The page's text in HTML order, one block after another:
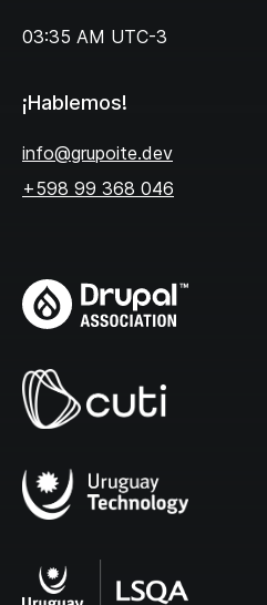
03:35 AM UTC-3
¡Hablemos!
info@grupoite.dev
+598 99 368 046